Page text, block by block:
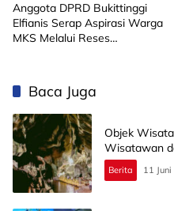
Anggota DPRD Bukittinggi
Elfianis Serap Aspirasi Warga
MKS Melalui Reses
Baca Juga
Objek
Wisatawan
Berita 11